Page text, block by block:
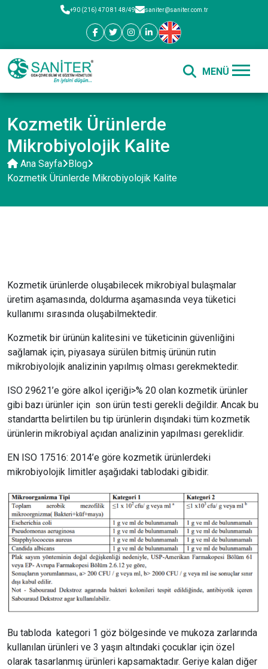
+90 (216) 470 81 48/49 saniter@saniter.com.tr
Kozmetik Ürünlerde
Mikrobiyolojik Kalite
Ana Sayfa Blog
Kozmetik Ürünlerde Mikrobiyolojik Kalite
Kozmetik ürünlerde oluşabilecek mikrobiyal bulaşmalar
üretim aşamasında, doldurma aşamasında veya tüketici
kullanımı sırasında oluşabilmektedir.
Kozmetik bir ürünün kalitesini ve tüketicinin güvenliğini
sağlamak için, piyasaya sürülen bitmiş ürünün rutin
mikrobiyolojik analizinin yapılmış olması gerekmektedir.
ISO 29621’e göre alkol içeriği>% 20 olan kozmetik ürünler
gibi bazı ürünler için son ürün testi gerekli değildir. Ancak bu
standartta belirtilen bu tip ürünlerin dışındaki tüm kozmetik
ürünlerin mikrobiyal açıdan analizinin yapılması gereklidir.
EN ISO 17516: 2014’e göre kozmetik ürünlerdeki
mikrobiyolojik limitler aşağıdaki tablodaki gibidir.
Bu tabloda kategori 1 göz bölgesinde ve mukoza zarlarında
kullanılan ürünleri ve 3 yaşın altındaki çocuklar için özel
olarak tasarlanmış ürünleri kapsamaktadır. Geriye kalan diğer